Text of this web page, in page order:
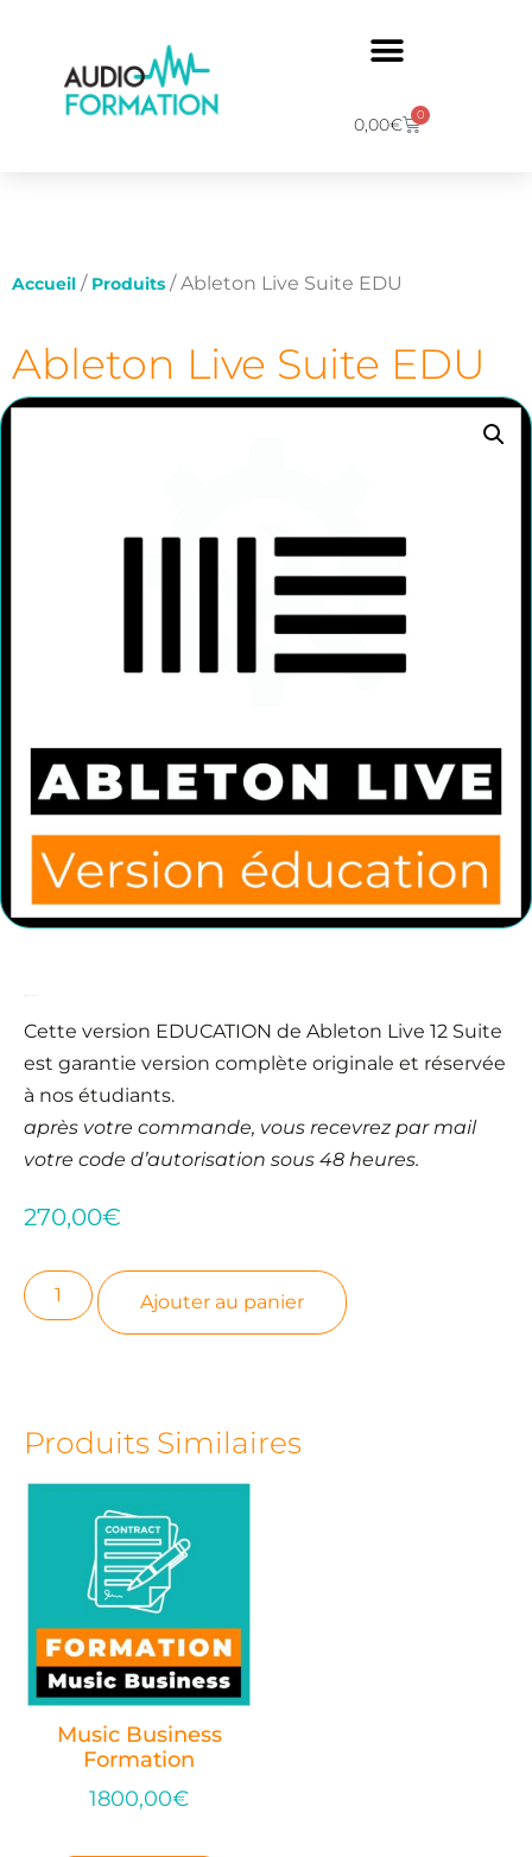
0,00€ 0
Accueil / Produits / Ableton Live Suite EDU
Ableton Live Suite EDU
Cette version EDUCATION de Ableton Live 12 Suite
est garantie version complète originale et réservée
à nos étudiants.
après votre commande, vous recevrez par mail
votre code d’autorisation sous 48 heures.
270,00€
Ajouter au panier
Produits Similaires
Music Business
Formation
1800,00€